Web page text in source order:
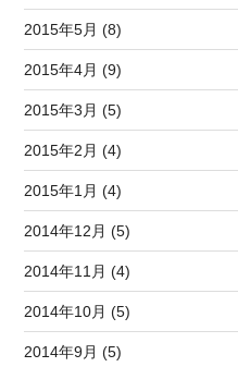
2015年5月 (8)
2015年4月 (9)
2015年3月 (5)
2015年2月 (4)
2015年1月 (4)
2014年12月 (5)
2014年11月 (4)
2014年10月 (5)
2014年9月 (5)